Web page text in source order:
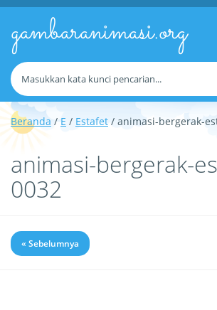
gambaranimasi.org
Beranda /E / Estafet / animasi-bergerak-
animasi-bergerak-
0032
« Sebelumnya